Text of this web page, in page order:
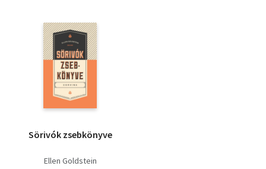
Sörivók zsebkönyve
Ellen Goldstein